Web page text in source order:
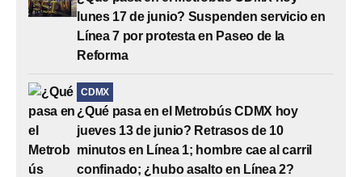
lunes 17 de junio? Suspenden servicio en
Línea 7 por protesta en Paseo de la
Reforma
CDMX
¿Qué pasa en el Metrobús CDMX hoy
jueves 13 de junio? Retrasos de 10
minutos en Línea 1; hombre cae al carril
confinado; ¿hubo asalto en Línea 2?